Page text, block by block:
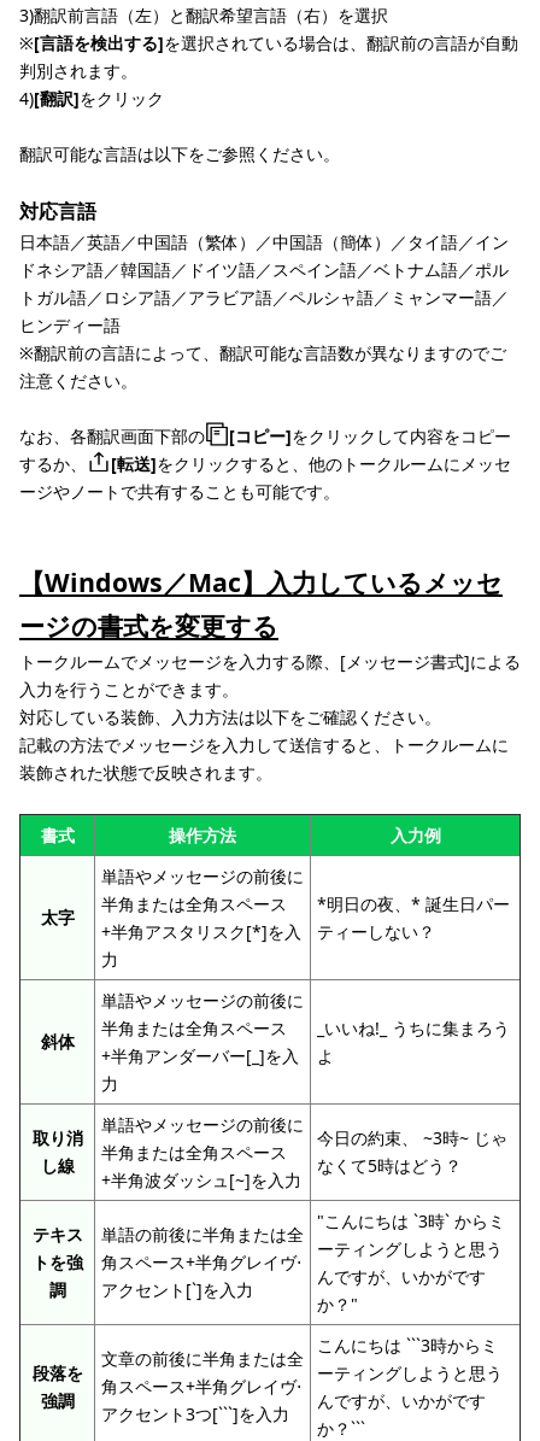
3)翻訳前言語（左）と翻訳希望言語（右）を選択
※[言語を検出する]を選択されている場合は、翻訳前の言語が自動
判別されます。
4)[翻訳]をクリック
翻訳可能な言語は以下をご参照ください。
対応言語
日本語／英語／中国語（繁体）／中国語（簡体）／タイ語／イン
ドネシア語／韓国語／ドイツ語／スペイン語／ベトナム語／ポル
トガル語／ロシア語／アラビア語／ペルシャ語／ミャンマー語／
ヒンディー語
※翻訳前の言語によって、翻訳可能な言語数が異なりますのでご
注意ください。
なお、各翻訳画面下部の [コピー]をクリックして内容をコピー
するか、
[転送]をクリックすると、他のトークルームにメッセ
ージやノートで共有することも可能です。
【Windows／Mac】入力しているメッセ
ージの書式を変更する
トークルームでメッセージを入力する際、[メッセージ書式]による
入力を行うことができます。
対応している装飾、入力方法は以下をご確認ください。
記載の方法でメッセージを入力して送信すると、トークルームに
装飾された状態で反映されます。
書式 操作方法 入力例
太字
単語やメッセージの前後に
半角または全角スペース
+半角アスタリスク[*]を入
力
*明日の夜、* 誕生日パー
ティーしない？
斜体
単語やメッセージの前後に
半角または全角スペース
+半角アンダーバー[_]を入
力
_いいね!_ うちに集まろう
よ
取り消
し線
単語やメッセージの前後に
半角または全角スペース
+半角波ダッシュ[~]を入力
今日の約束、 ~3時~ じゃ
なくて5時はどう？
テキス
トを強
調
単語の前後に半角または全
角スペース+半角グレイヴ⋅
アクセント[`]を入力
"こんにちは `3時` からミ
ーティングしようと思う
んですが、いかがです
か？"
段落を
強調
文章の前後に半角または全
角スペース+半角グレイヴ⋅
アクセント3つ[```]を入力
こんにちは ```3時からミ
ーティングしようと思う
んですが、いかがです
か？```